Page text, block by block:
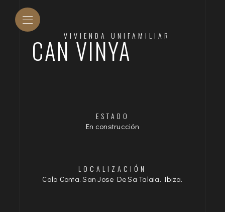
VIVIENDA UNIFAMILIAR
CAN VINYA
ESTADO
En construcción
LOCALIZACIÓN
Cala Conta. San Jose De Sa Talaia. Ibiza.